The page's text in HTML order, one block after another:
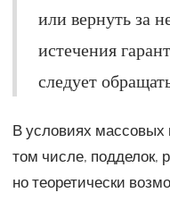
или вернуть за
истечения
следует
В условиях массовых
том числе, подделок,
но теоретически